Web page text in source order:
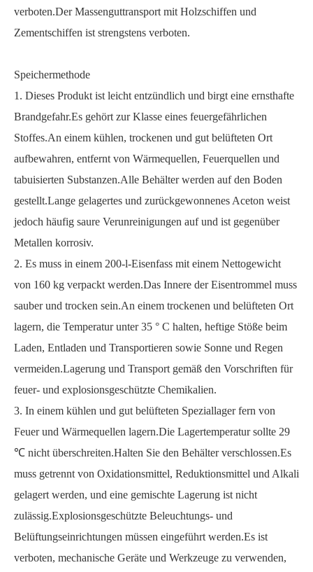
verboten.Der Massenguttransport mit Holzschiffen und
Zementschiffen ist strengstens verboten.
Speichermethode
1. Dieses Produkt ist leicht entzündlich und birgt eine ernsthafte
Brandgefahr.Es gehört zur Klasse eines feuergefährlichen
Stoffes.An einem kühlen, trockenen und gut belüfteten Ort
aufbewahren, entfernt von Wärmequellen, Feuerquellen und
tabuisierten Substanzen.Alle Behälter werden auf den Boden
gestellt.Lange gelagertes und zurückgewonnenes Aceton weist
jedoch häufig saure Verunreinigungen auf und ist gegenüber
Metallen korrosiv.
2. Es muss in einem 200-l-Eisenfass mit einem Nettogewicht
von 160 kg verpackt werden.Das Innere der Eisentrommel muss
sauber und trocken sein.An einem trockenen und belüfteten Ort
lagern, die Temperatur unter 35 ° C halten, heftige Stöße beim
Laden, Entladen und Transportieren sowie Sonne und Regen
vermeiden.Lagerung und Transport gemäß den Vorschriften für
feuer- und explosionsgeschützte Chemikalien.
3. In einem kühlen und gut belüfteten Speziallager fern von
Feuer und Wärmequellen lagern.Die Lagertemperatur sollte 29
℃ nicht überschreiten.Halten Sie den Behälter verschlossen.Es
muss getrennt von Oxidationsmittel, Reduktionsmittel und Alkali
gelagert werden, und eine gemischte Lagerung ist nicht
zulässig.Explosionsgeschützte Beleuchtungs- und
Belüftungseinrichtungen müssen eingeführt werden.Es ist
verboten, mechanische Geräte und Werkzeuge zu verwenden,